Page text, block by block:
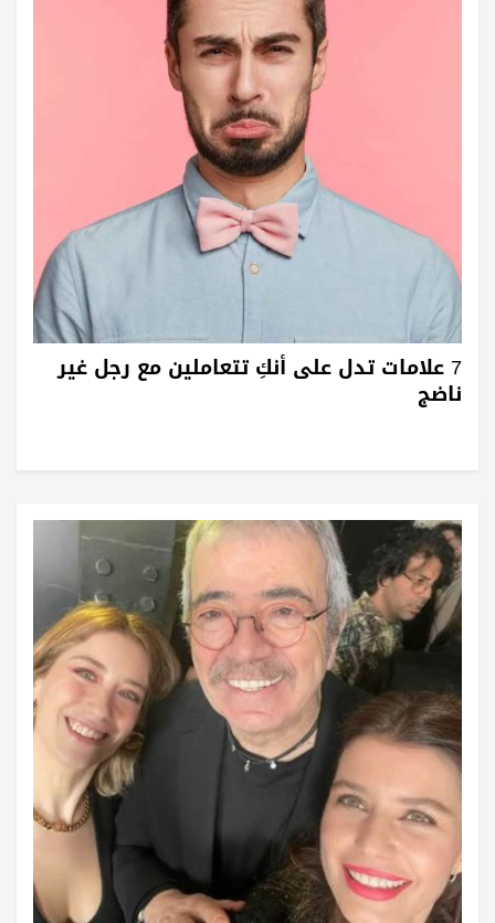
7 علامات تدل على أنكِ تتعاملين مع رجل غير
ناضج